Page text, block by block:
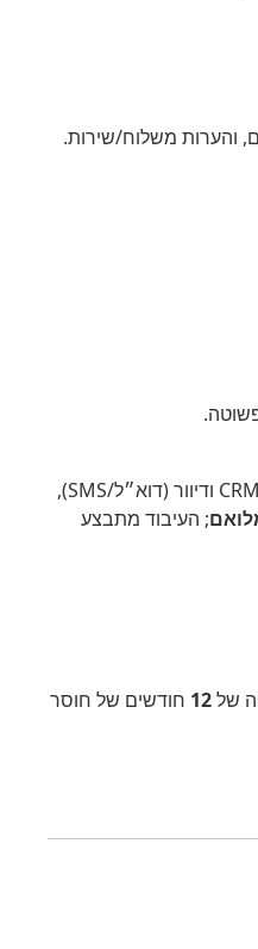
והערות משלוח/שירות.
ספקי סליקה/תשלומים, חברת אחסון ותחזוקת האתר, מערכת חנויות (WooCommerce) ותוספים רלוונטיים, מערכות ניהול חשבונות, חברות שילוח/לוגיסטיקה, מערכת CRM ודיוור (דוא״ל/SMS),
; העיבוד מתבצע
של12 חודשים של חוסר